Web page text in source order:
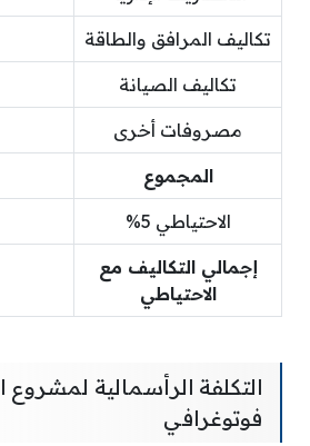
تكاليف المرافق والطاقة
تكاليف الصيانة
مصروفات أخرى
المجموع
الاحتياطي 5%
إجمالي التكاليف مع
الاحتياطي
التكلفة الرأسمالية لمشروع
فوتوغرافي